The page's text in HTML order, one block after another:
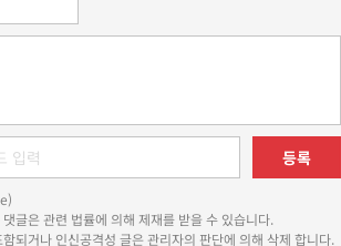
등록
글은 관련 법률에 의해 제재를 받을 수 있습니다.
되거나 인신공격성 글은 관리자의 판단에 의해 삭제 합니다.